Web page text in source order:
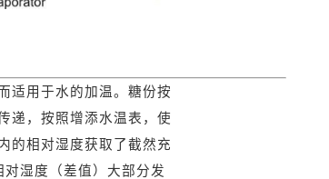
适用于水的加温。糖份按
递，按照增添水温表，使
的相对湿度获取了截然充
湿度（差值）大部分发